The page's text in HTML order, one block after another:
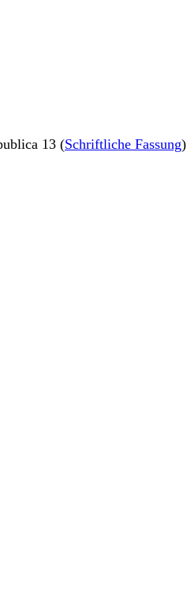
13 (Schriftliche Fassung)